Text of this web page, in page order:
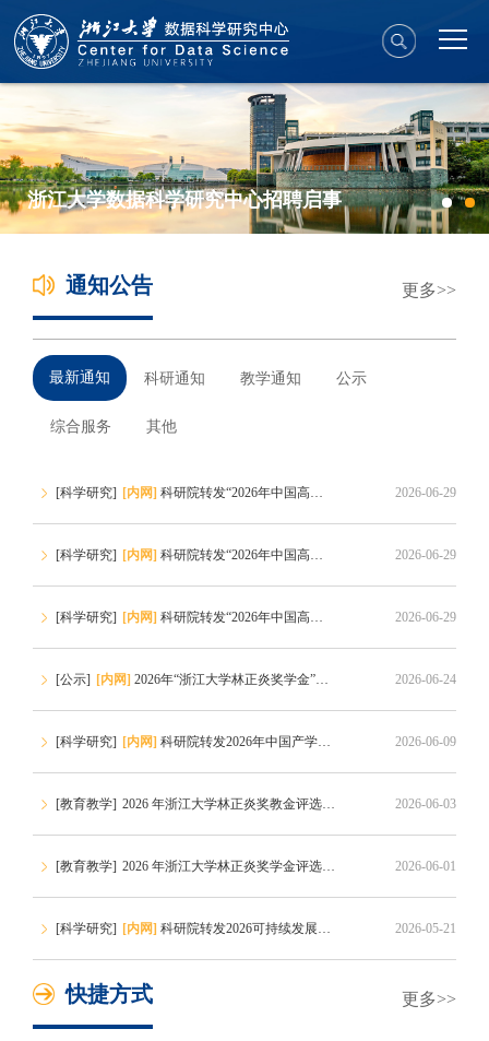
浙江大学数据科学研究中心招聘启事
通知公告 更多
最新通知 科研通知 教学通知 公示
综合服务 其他
[科学研究] [内网] 科研院转发“2026年中国高校产学研创新基金-多医云在线医疗数字化专项（二期）申请指南”的通知 2026-06-29
[科学研究] [内网] 科研院转发“2026年中国高校产学研创新基金-云中大学项目（三期）申请指南”的通知 2026-06-29
[科学研究] [内网] 科研院转发“2026年中国高校产学研创新基金-未来教育专项申请指南”的通知 2026-06-29
[公示] [内网] 2026年“浙江大学林正炎奖学金”获奖名单公示 2026-06-24
[科学研究] [内网] 科研院转发2026年中国产学研合作促进会科技创新奖申报通知 2026-06-09
[教育教学] 2026 年浙江大学林正炎奖教金评选通知 2026-06-03
[教育教学] 2026 年浙江大学林正炎奖学金评选通知 2026-06-01
[科学研究] [内网] 科研院转发2026可持续发展青年科学家奖申报通知 2026-05-21
快捷方式 更多